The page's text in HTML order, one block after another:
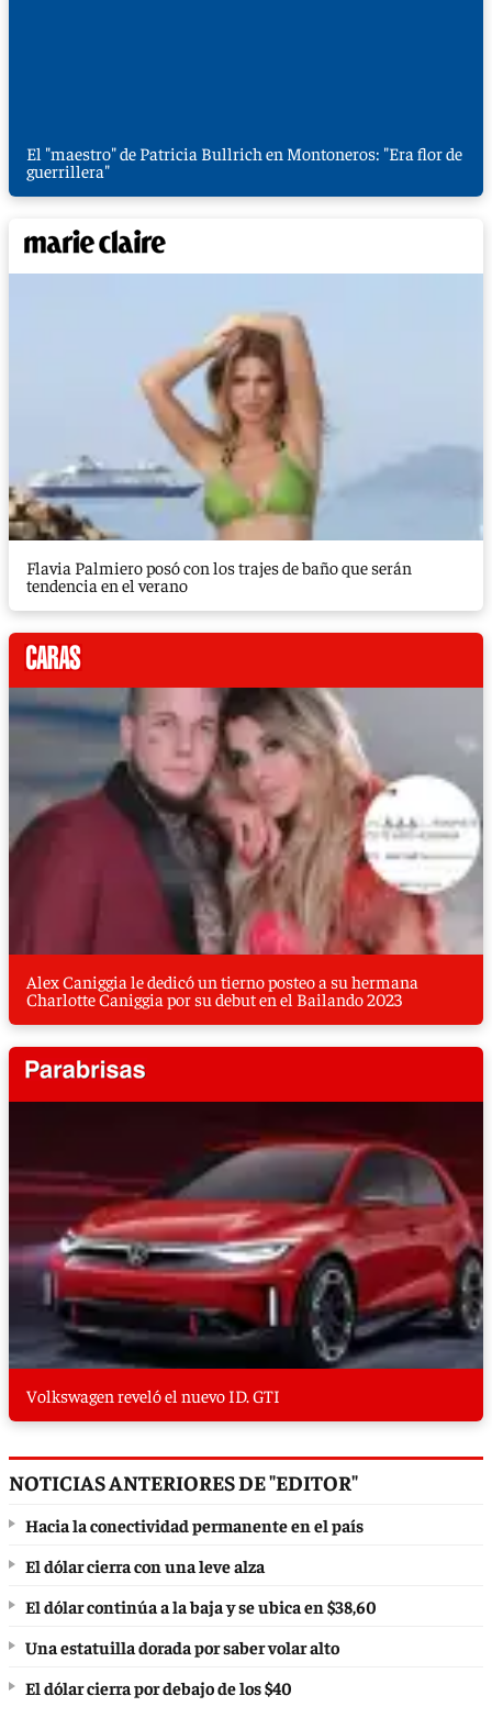
El "maestro" de Patricia Bullrich en Montoneros: "Era flor de
guerrillera"
Flavia Palmiero posó con los trajes de baño que serán
tendencia en el verano
Alex Caniggia le dedicó un tierno posteo a su hermana
Charlotte Caniggia por su debut en el Bailando 2023
Volkswagen reveló el nuevo ID. GTI
NOTICIAS ANTERIORES DE "EDITOR"
Hacia la conectividad permanente en el país
El dólar cierra con una leve alza
El dólar continúa a la baja y se ubica en $38,60
Una estatuilla dorada por saber volar alto
El dólar cierra por debajo de los $40